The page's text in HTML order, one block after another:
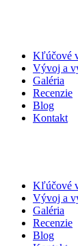
Kľúčové
Vývoj a
Galéria
Recenzie
Blog
Kontakt
Kľúčové
Vývoj a
Galéria
Recenzie
Blog